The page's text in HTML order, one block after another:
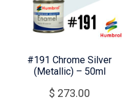
#191 Chrome Silver
(Metallic) – 50ml
$ 273.00